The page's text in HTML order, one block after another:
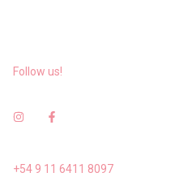
Follow us!
+54 9 11 6411 8097